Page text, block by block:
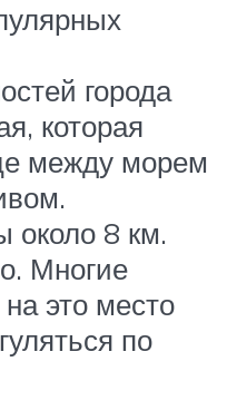
города
которая
между морем
около 8 км.
Многие
это место
по